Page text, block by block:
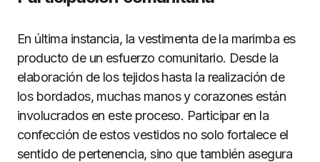
En última instancia, la vestimenta de la marimba es
producto de un esfuerzo comunitario. Desde la
elaboración de los tejidos hasta la realización de
los bordados, muchas manos y corazones están
involucrados en este proceso. Participar en la
confección de estos vestidos no solo fortalece el
sentido de pertenencia, sino que también asegura